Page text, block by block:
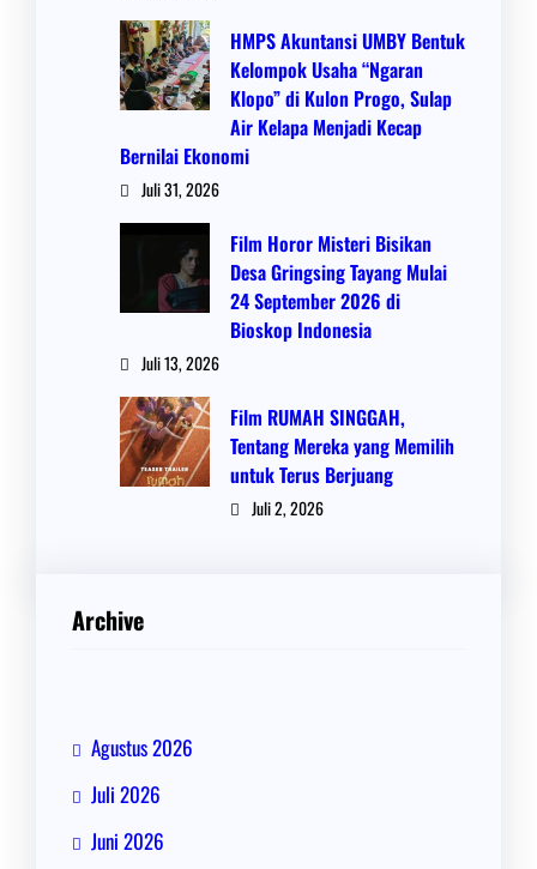
HMPS Akuntansi UMBY Bentuk
Kelompok Usaha “Ngaran
Klopo” di Kulon Progo, Sulap
Air Kelapa Menjadi Kecap
Bernilai Ekonomi
Juli 31, 2026
Film Horor Misteri Bisikan
Desa Gringsing Tayang Mulai
24 September 2026 di
Bioskop Indonesia
Juli 13, 2026
Film RUMAH SINGGAH,
Tentang Mereka yang Memilih
untuk Terus Berjuang
Juli 2, 2026
Archive
Agustus 2026
Juli 2026
Juni 2026